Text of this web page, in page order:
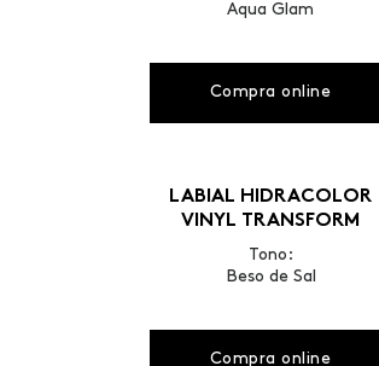
Aqua Glam
Compra online
LABIAL HIDRACOLOR
VINYL TRANSFORM
Tono:
Beso de Sal
Compra online